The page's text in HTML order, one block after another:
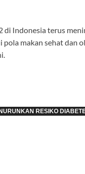
di Indonesia terus
makan sehat dan
RESIKO